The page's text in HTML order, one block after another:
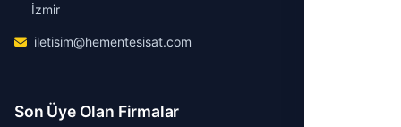
İzmir
iletisim@hementesisat.com
Son Üye Olan Firmalar